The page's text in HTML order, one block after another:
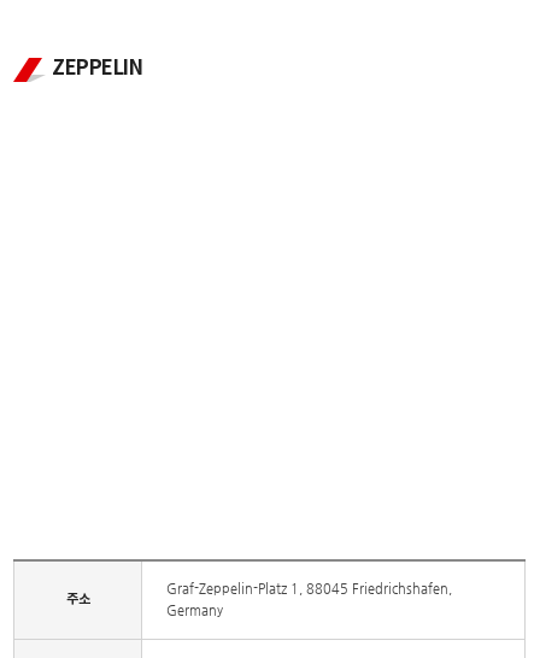
ZEPPELIN
주소
Graf-Zeppelin-Platz 1, 88045 Friedrichshafen,
Germany